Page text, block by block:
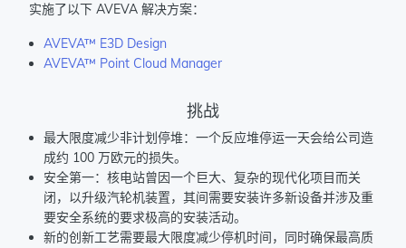
实施了以下 AVEVA 解决方案：
AVEVA™ E3D Design
AVEVA™ Point Cloud Manager
挑战
最大限度减少非计划停堆：一个反应堆停运一天会给公司造
成约 100 万欧元的损失。
安全第一：核电站曾因一个巨大、复杂的现代化项目而关
闭，以升级汽轮机装置，其间需要安装许多新设备并涉及重
要安全系统的要求极高的安装活动。
新的创新工艺需要最大限度减少停机时间，同时确保最高质